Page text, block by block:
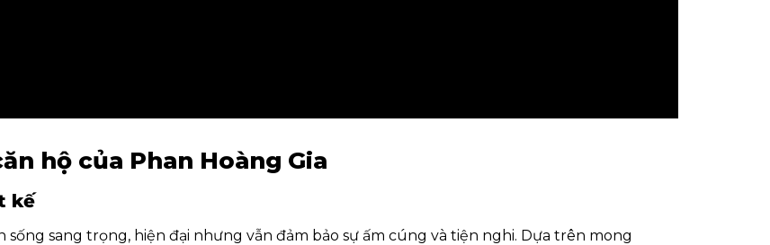
hộ của Phan Hoàng Gia
kế
sang trọng, hiện đại nhưng vẫn đảm bảo sự ấm cúng và tiện nghi. Dựa trên mong